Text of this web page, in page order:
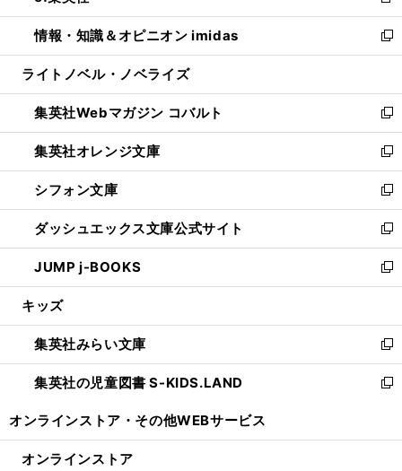
開
く
ウ
で
開
ン
ド
ウ
開
く
ウ
ィ
ン
ウ
で
開
く
し
い
ウ
ン
ド
ウ
で
開
く
情報・知識＆オピニオン imidas
新
し
ウ
ィ
ン
ド
ウ
で
開
く
ライトノベル・ノベライズ
集英社Webマガジン コバルト
新
し
い
ウ
ィ
ン
ド
ウ
で
開
集英社オレンジ文庫
新
し
い
ウ
ィ
ン
ド
ウ
開
く
シフォン文庫
新
し
い
ウ
ィ
ン
ウ
で
開
く
ダッシュエックス文庫公式サイト
新
し
い
ウ
ン
ド
ウ
で
JUMP j-BOOKS
新
し
ウ
ィ
ン
ド
開
キッズ
集英社みらい文庫
新
し
い
ン
集英社の児童図書 S-KIDS.LAND
新
ウ
オンラインストア・ その他WEBサービス
オンラインストア